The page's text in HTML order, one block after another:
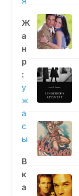
Ж
а
н
р
:
у
ж
а
с
ы
В
к
а